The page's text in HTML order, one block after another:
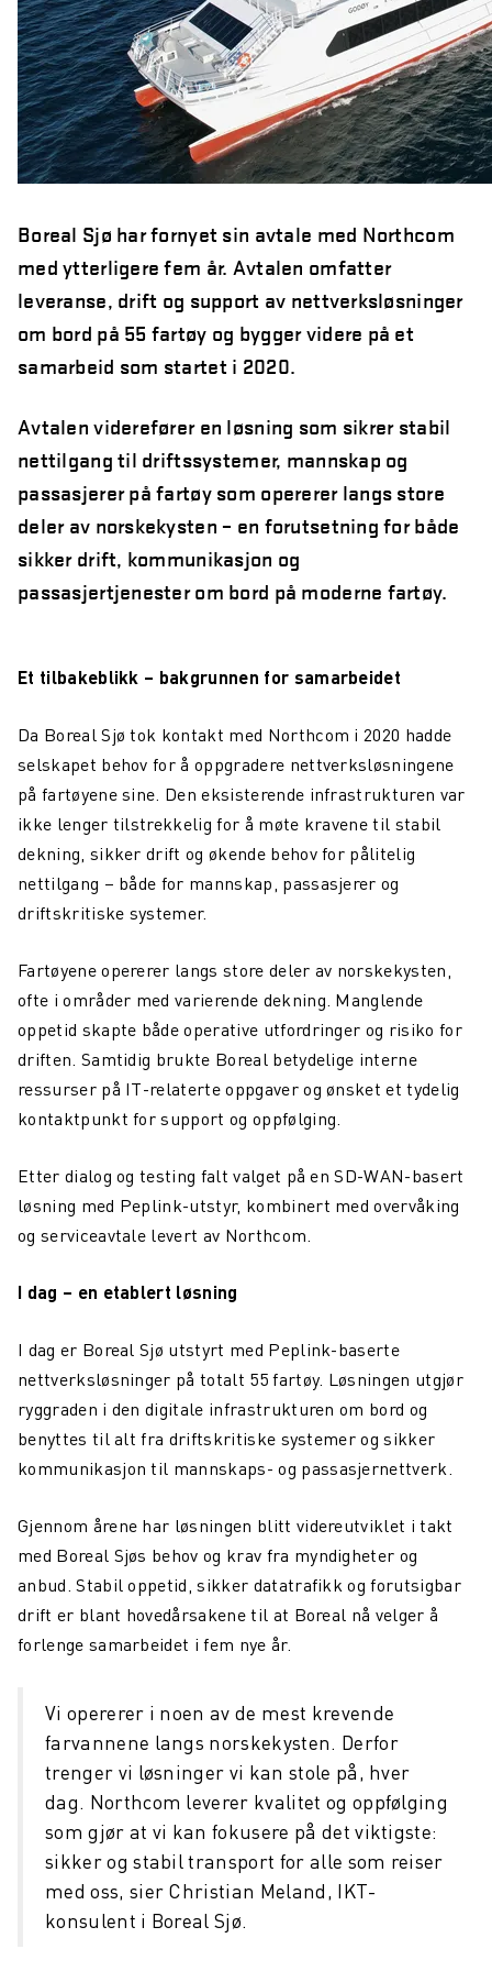
Boreal Sjø har fornyet sin avtale med Northcom
med ytterligere fem år. Avtalen omfatter
leveranse, drift og support av nettverksløsninger
om bord på 55 fartøy og bygger videre på et
samarbeid som startet i 2020.
Avtalen viderefører en løsning som sikrer stabil
nettilgang til driftssystemer, mannskap og
passasjerer på fartøy som opererer langs store
deler av norskekysten – en forutsetning for både
sikker drift, kommunikasjon og
passasjertjenester om bord på moderne fartøy.
Et tilbakeblikk – bakgrunnen for samarbeidet
Da Boreal Sjø tok kontakt med Northcom i 2020 hadde
selskapet behov for å oppgradere nettverksløsningene
på fartøyene sine. Den eksisterende infrastrukturen var
ikke lenger tilstrekkelig for å møte kravene til stabil
dekning, sikker drift og økende behov for pålitelig
nettilgang – både for mannskap, passasjerer og
driftskritiske systemer.
Fartøyene opererer langs store deler av norskekysten,
ofte i områder med varierende dekning. Manglende
oppetid skapte både operative utfordringer og risiko for
driften. Samtidig brukte Boreal betydelige interne
ressurser på IT-relaterte oppgaver og ønsket et tydelig
kontaktpunkt for support og oppfølging.
Etter dialog og testing falt valget på en SD-WAN-basert
løsning med Peplink-utstyr, kombinert med overvåking
og serviceavtale levert av Northcom.
I dag – en etablert løsning
I dag er Boreal Sjø utstyrt med Peplink-baserte
nettverksløsninger på totalt 55 fartøy. Løsningen utgjør
ryggraden i den digitale infrastrukturen om bord og
benyttes til alt fra driftskritiske systemer og sikker
kommunikasjon til mannskaps- og passasjernettverk.
Gjennom årene har løsningen blitt videreutviklet i takt
med Boreal Sjøs behov og krav fra myndigheter og
anbud. Stabil oppetid, sikker datatrafikk og forutsigbar
drift er blant hovedårsakene til at Boreal nå velger å
forlenge samarbeidet i fem nye år.
Vi opererer i noen av de mest krevende
farvannene langs norskekysten. Derfor
trenger vi løsninger vi kan stole på, hver
dag. Northcom leverer kvalitet og oppfølging
som gjør at vi kan fokusere på det viktigste:
sikker og stabil transport for alle som reiser
med oss, sier Christian Meland, IKT-
konsulent i Boreal Sjø.